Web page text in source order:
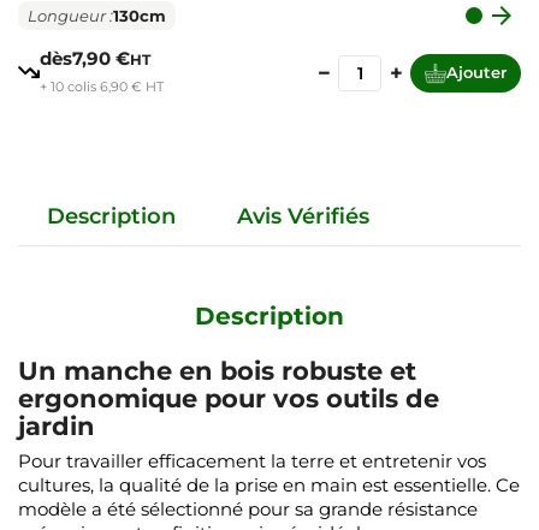
Longueur :130cm 
dès7,90 €HT
+ 10 colis 6,90 € HT
− + Ajouter
Description Avis Vérifiés
Description
Un manche en bois robuste et
ergonomique pour vos outils de
jardin
Pour travailler efficacement la terre et entretenir vos
cultures, la qualité de la prise en main est essentielle. Ce
modèle a été sélectionné pour sa grande résistance